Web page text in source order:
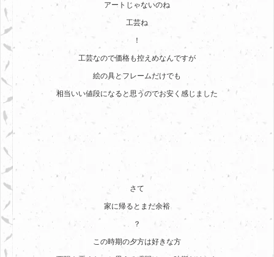
アートじゃないのね
工芸ね
！
工芸なので価格も控えめなんですが
絵の具とフレームだけでも
相当いい値段になると思うのでお安く感じました
さて
家に帰るとまだ余裕
？
この時期の夕方は好きな方